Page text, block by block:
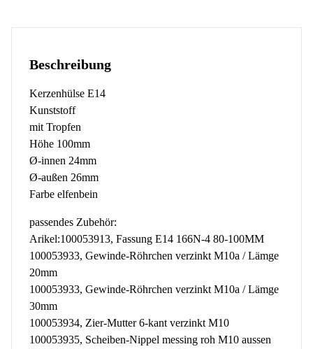
Beschreibung
Kerzenhülse E14
Kunststoff
mit Tropfen
Höhe 100mm
Ø-innen 24mm
Ø-außen 26mm
Farbe elfenbein
passendes Zubehör:
Arikel:100053913, Fassung E14 166N-4 80-100MM
100053933, Gewinde-Röhrchen verzinkt M10a / Lämge
20mm
100053933, Gewinde-Röhrchen verzinkt M10a / Lämge
30mm
100053934, Zier-Mutter 6-kant verzinkt M10
100053935, Scheiben-Nippel messing roh M10 aussen